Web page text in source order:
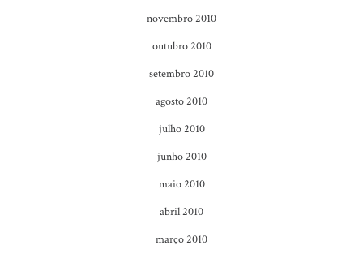
novembro 2010
outubro 2010
setembro 2010
agosto 2010
julho 2010
junho 2010
maio 2010
abril 2010
março 2010